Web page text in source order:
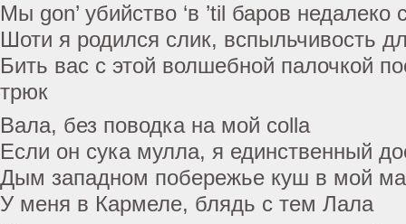
Мы gon’ убийство ‘в ’til баров недалеко
Шоти я родился слик, вспыльчивость
Бить вас с этой волшебной палочкой
трюк
Вала, без поводка на мой colla
Если он сука мулла, я единственный
Дым западном побережье куш в мой
У меня в Кармеле, блядь с тем Лала